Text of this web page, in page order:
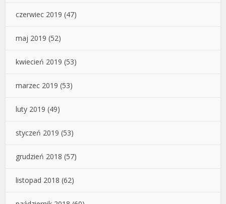
czerwiec 2019 (47)
maj 2019 (52)
kwiecień 2019 (53)
marzec 2019 (53)
luty 2019 (49)
styczeń 2019 (53)
grudzień 2018 (57)
listopad 2018 (62)